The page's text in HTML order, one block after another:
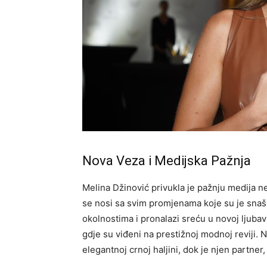
Nova Veza i Medijska Pažnja
Melina Džinović privukla je pažnju medija
se nosi sa svim promjenama koje su je
okolnostima i pronalazi sreću u novoj
gdje su viđeni na prestižnoj modnoj reviji.
elegantnoj crnoj haljini, dok je njen